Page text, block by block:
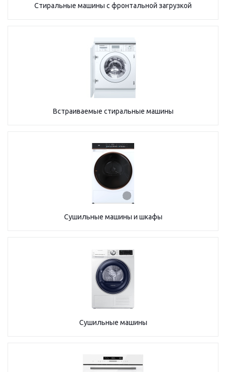
Стиральные машины с фронтальной загрузкой
Встраиваемые стиральные машины
Сушильные машины и шкафы
Сушильные машины